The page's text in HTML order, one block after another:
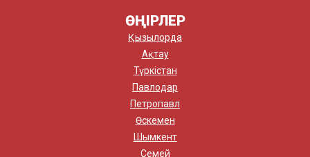
ӨҢІРЛЕР
Қызылорда
Ақтау
Түркістан
Павлодар
Петропавл
Өскемен
Шымкент
Семей